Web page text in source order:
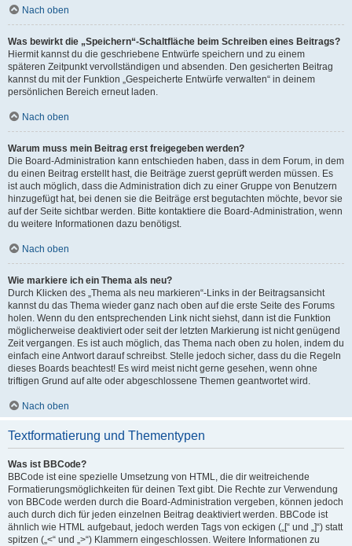
Nach oben
Was bewirkt die „Speichern“-Schaltfläche beim Schreiben eines Beitrags?
Hiermit kannst du die geschriebene Entwürfe speichern und zu einem
späteren Zeitpunkt vervollständigen und absenden. Den gesicherten Beitrag
kannst du mit der Funktion „Gespeicherte Entwürfe verwalten“ in deinem
persönlichen Bereich erneut laden.
Nach oben
Warum muss mein Beitrag erst freigegeben werden?
Die Board-Administration kann entschieden haben, dass in dem Forum, in dem
du einen Beitrag erstellt hast, die Beiträge zuerst geprüft werden müssen. Es
ist auch möglich, dass die Administration dich zu einer Gruppe von Benutzern
hinzugefügt hat, bei denen sie die Beiträge erst begutachten möchte, bevor sie
auf der Seite sichtbar werden. Bitte kontaktiere die Board-Administration, wenn
du weitere Informationen dazu benötigst.
Nach oben
Wie markiere ich ein Thema als neu?
Durch Klicken des „Thema als neu markieren“-Links in der Beitragsansicht
kannst du das Thema wieder ganz nach oben auf die erste Seite des Forums
holen. Wenn du den entsprechenden Link nicht siehst, dann ist die Funktion
möglicherweise deaktiviert oder seit der letzten Markierung ist nicht genügend
Zeit vergangen. Es ist auch möglich, das Thema nach oben zu holen, indem du
einfach eine Antwort darauf schreibst. Stelle jedoch sicher, dass du die Regeln
dieses Boards beachtest! Es wird meist nicht gerne gesehen, wenn ohne
triftigen Grund auf alte oder abgeschlossene Themen geantwortet wird.
Nach oben
Textformatierung und Thementypen
Was ist BBCode?
BBCode ist eine spezielle Umsetzung von HTML, die dir weitreichende
Formatierungsmöglichkeiten für deinen Text gibt. Die Rechte zur Verwendung
von BBCode werden durch die Board-Administration vergeben, können jedoch
auch durch dich für jeden einzelnen Beitrag deaktiviert werden. BBCode ist
ähnlich wie HTML aufgebaut, jedoch werden Tags von eckigen („[“ und „]“) statt
spitzen („<“ und „>“) Klammern eingeschlossen. Weitere Informationen zu